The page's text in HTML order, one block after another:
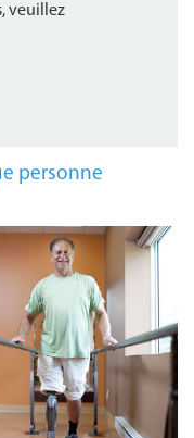
veuillez
personne